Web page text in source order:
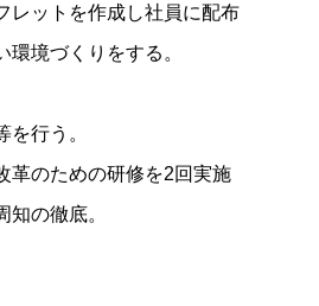
レットを作成し社員に配布
境づくりをする。
を行う。
革のための研修を2回実施
の徹底。